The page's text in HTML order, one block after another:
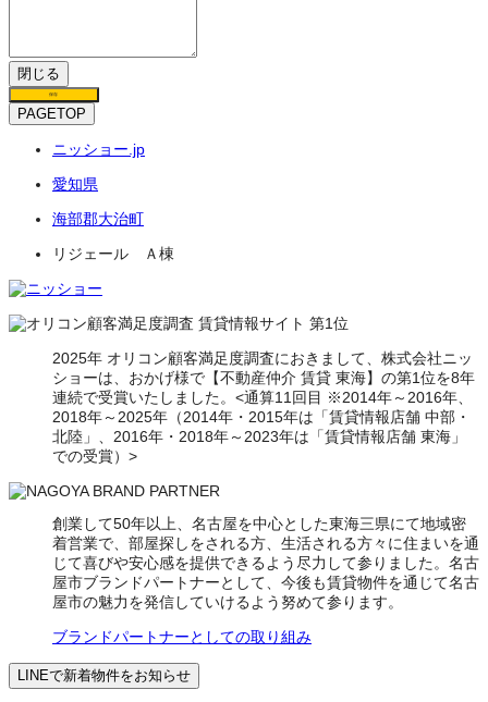
閉じる
保存
PAGETOP
ニッショー.jp
愛知県
海部郡大治町
リジェール Ａ棟
2025年 オリコン顧客満足度調査におきまして、株式会社ニッ
ショーは、おかげ様で【不動産仲介 賃貸 東海】の第1位を8年
連続で受賞いたしました。<通算11回目 ※2014年～2016年、
2018年～2025年（2014年・2015年は「賃貸情報店舗 中部・
北陸」、2016年・2018年～2023年は「賃貸情報店舗 東海」
での受賞）>
創業して50年以上、名古屋を中心とした東海三県にて地域密
着営業で、部屋探しをされる方、生活される方々に住まいを通
じて喜びや安心感を提供できるよう尽力して参りました。名古
屋市ブランドパートナーとして、今後も賃貸物件を通じて名古
屋市の魅力を発信していけるよう努めて参ります。
ブランドパートナーとしての取り組み
LINEで新着物件をお知らせ